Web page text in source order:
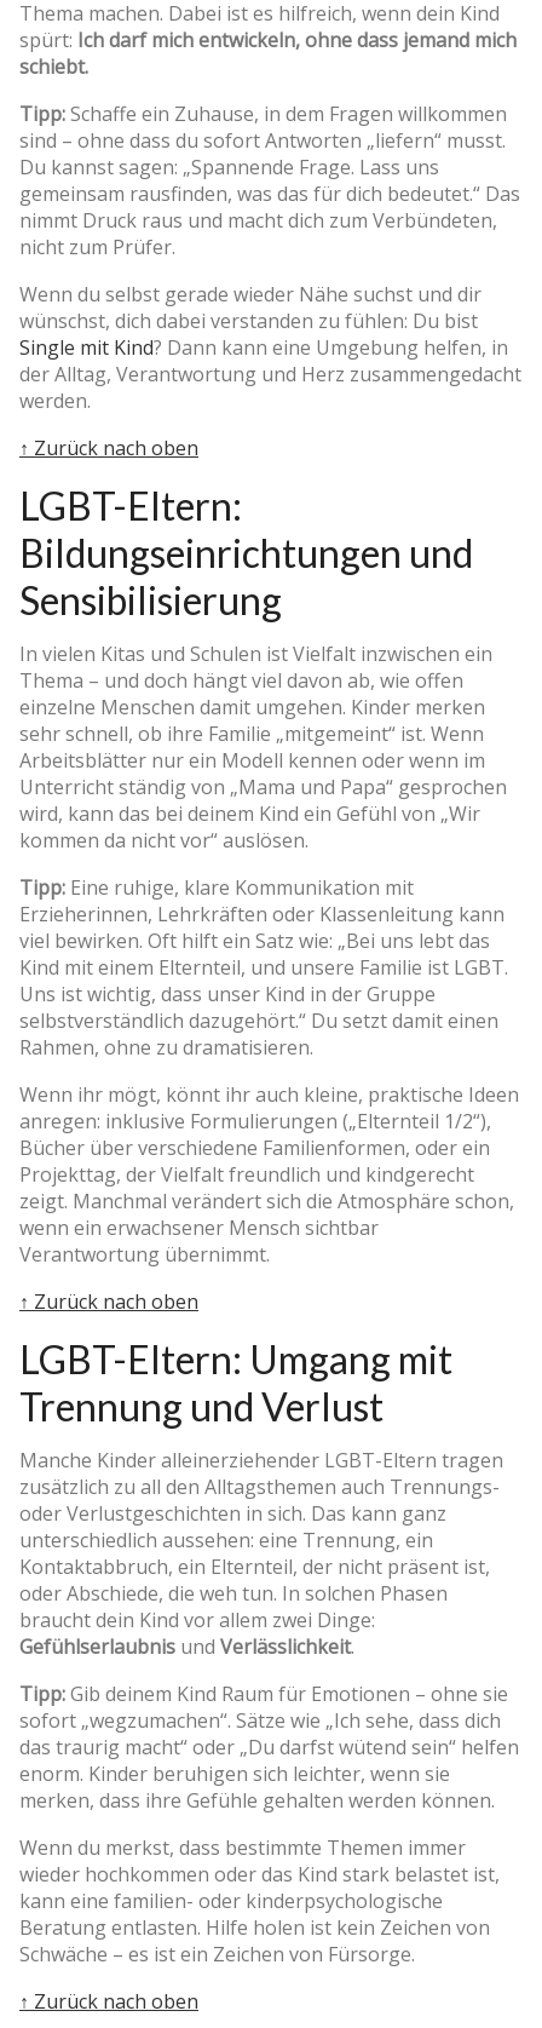
Thema machen. Dabei ist es hilfreich, wenn dein Kind
spürt: Ich darf mich entwickeln, ohne dass jemand mich
schiebt.
Tipp:Schaffe ein Zuhause, in dem Fragen willkommen
sind – ohne dass du sofort Antworten „liefern“ musst.
Du kannst sagen: „Spannende Frage. Lass uns
gemeinsam rausfinden, was das für dich bedeutet.“ Das
nimmt Druck raus und macht dich zum Verbündeten,
nicht zum Prüfer.
Wenn du selbst gerade wieder Nähe suchst und dir
wünschst, dich dabei verstanden zu fühlen: Du bist
Single mit Kind? Dann kann eine Umgebung helfen, in
der Alltag, Verantwortung und Herz zusammengedacht
werden.
↑ Zurück nach oben
LGBT-Eltern:
Bildungseinrichtungen und
Sensibilisierung
In vielen Kitas und Schulen ist Vielfalt inzwischen ein
Thema – und doch hängt viel davon ab, wie offen
einzelne Menschen damit umgehen. Kinder merken
sehr schnell, ob ihre Familie „mitgemeint“ ist. Wenn
Arbeitsblätter nur ein Modell kennen oder wenn im
Unterricht ständig von „Mama und Papa“ gesprochen
wird, kann das bei deinem Kind ein Gefühl von „Wir
kommen da nicht vor“ auslösen.
Tipp: Eine ruhige, klare Kommunikation mit
Erzieherinnen, Lehrkräften oder Klassenleitung kann
viel bewirken. Oft hilft ein Satz wie: „Bei uns lebt das
Kind mit einem Elternteil, und unsere Familie ist LGBT.
Uns ist wichtig, dass unser Kind in der Gruppe
selbstverständlich dazugehört.“ Du setzt damit einen
Rahmen, ohne zu dramatisieren.
Wenn ihr mögt, könnt ihr auch kleine, praktische Ideen
anregen: inklusive Formulierungen („Elternteil 1/2“),
Bücher über verschiedene Familienformen, oder ein
Projekttag, der Vielfalt freundlich und kindgerecht
zeigt. Manchmal verändert sich die Atmosphäre schon,
wenn ein erwachsener Mensch sichtbar
Verantwortung übernimmt.
↑ Zurück nach oben
LGBT-Eltern: Umgang mit
Trennung und Verlust
Manche Kinder alleinerziehender LGBT-Eltern tragen
zusätzlich zu all den Alltagsthemen auch Trennungs-
oder Verlustgeschichten in sich. Das kann ganz
unterschiedlich aussehen: eine Trennung, ein
Kontaktabbruch, ein Elternteil, der nicht präsent ist,
oder Abschiede, die weh tun. In solchen Phasen
braucht dein Kind vor allem zwei Dinge:
Gefühlserlaubnis und Verlässlichkeit.
Tipp:Gib deinem Kind Raum für Emotionen – ohne sie
sofort „wegzumachen“. Sätze wie „Ich sehe, dass dich
das traurig macht“ oder „Du darfst wütend sein“ helfen
enorm. Kinder beruhigen sich leichter, wenn sie
merken, dass ihre Gefühle gehalten werden können.
Wenn du merkst, dass bestimmte Themen immer
wieder hochkommen oder das Kind stark belastet ist,
kann eine familien- oder kinderpsychologische
Beratung entlasten. Hilfe holen ist kein Zeichen von
Schwäche – es ist ein Zeichen von Fürsorge.
↑ Zurück nach oben